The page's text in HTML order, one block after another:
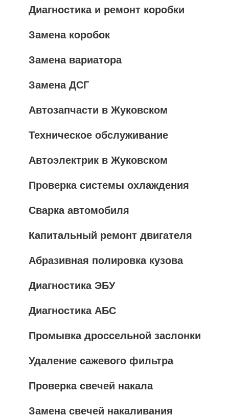
Диагностика и ремонт коробки
Замена коробок
Замена вариатора
Замена ДСГ
Автозапчасти в Жуковском
Техническое обслуживание
Автоэлектрик в Жуковском
Проверка системы охлаждения
Сварка автомобиля
Капитальный ремонт двигателя
Абразивная полировка кузова
Диагностика ЭБУ
Диагностика АБС
Промывка дроссельной заслонки
Удаление сажевого фильтра
Проверка свечей накала
Замена свечей накаливания